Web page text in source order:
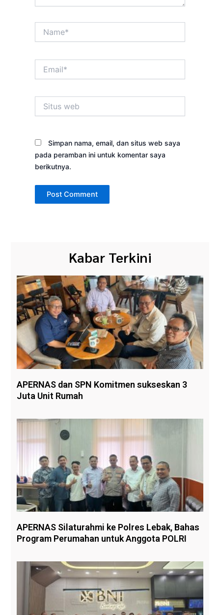
web
Simpan nama, email, dan situs web saya
pada peramban ini untuk komentar saya
berikutnya.
Kabar Terkini
APERNAS dan SPN Komitmen sukseskan 3
Juta Unit Rumah
APERNAS Silaturahmi ke Polres Lebak, Bahas
Program Perumahan untuk Anggota POLRI